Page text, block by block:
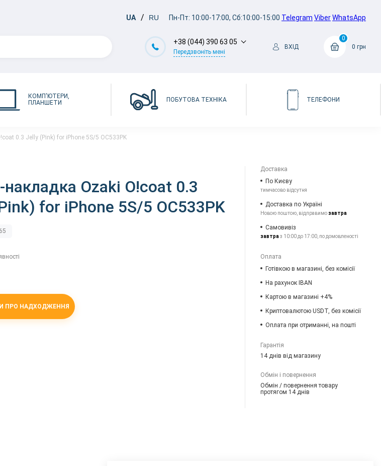
UA RU Пн-Пт: 10:00-17:00, Сб:10:00-15:00 Telegram ViberWhatsApp
+38 (044) 390 63 05
Передзвоніть мені
ВХІД
0
0 грн
КОМП'ЮТЕРИ,
ПЛАНШЕТИ
ПОБУТОВА ТЕХНІКА ТЕЛЕФОНИ
0.3 Jelly (Pink) for iPhone 5S/5 OC533PK
Ozaki O!coat 0.3
for iPhone 5S/5 OC533PK
ПРО НАДХОДЖЕННЯ
Доставка
По Києву
тимчасово відсутня
Доставка по Україні
Новою поштою, відправимозавтра
Самовивіз
завтраз 10:00 до 17:00, по домовленості
Оплата
Готівкою в магазині, без комісії
На рахунок IBAN
Картою в магазині +4%
Криптовалютою USDT, без комісії
Оплата при отриманні, на пошті
Гарантія
14 днів від магазину
Обмін і повернення
Обмін / повернення товару
протягом 14 днів